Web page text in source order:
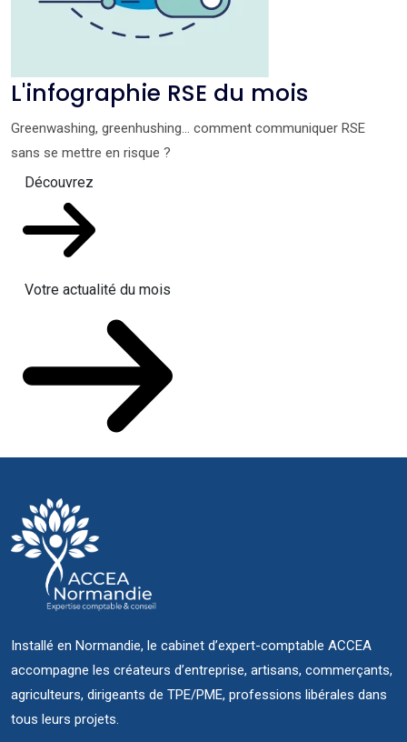
L'infographie RSE du mois
Greenwashing, greenhushing… comment communiquer RSE
sans se mettre en risque ?
Découvrez
Votre actualité du mois
Installé en Normandie, le cabinet d’expert-comptable ACCEA
accompagne les créateurs d’entreprise, artisans, commerçants,
agriculteurs, dirigeants de TPE/PME, professions libérales dans
tous leurs projets.